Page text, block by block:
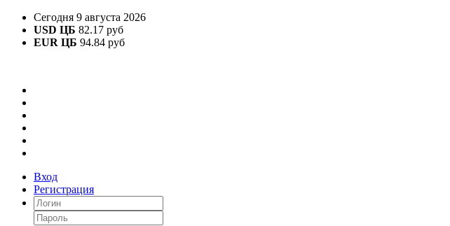
Сегодня 9 августа 2026
USD ЦБ 82.17 руб
EUR ЦБ 94.84 руб
Вход
Регистрация